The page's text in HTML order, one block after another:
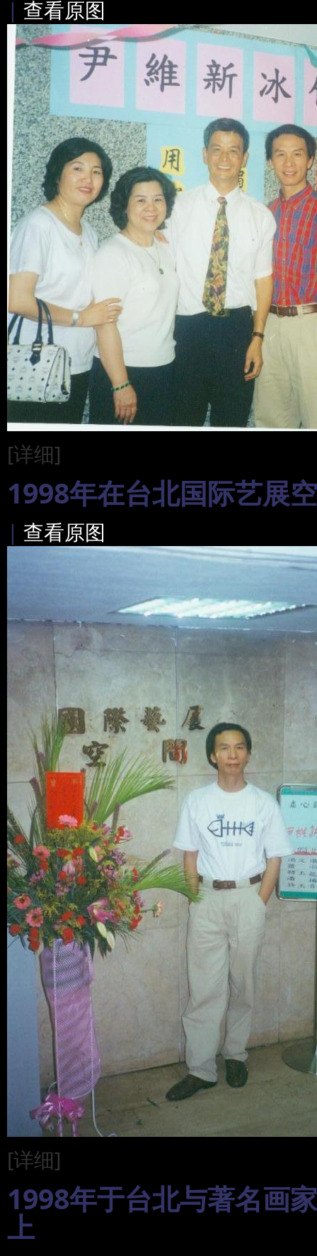
| 查看原图
[详细]
1998年在台北国际艺展
| 查看原图
[详细]
1998年于台北与著名画
上